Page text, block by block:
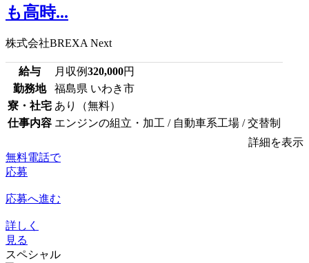
も高時...
株式会社BREXA Next
給与 月収例320,000円
勤務地
福島県 いわき市
寮・社宅 あり（無料）
仕事内容 エンジンの組立・加工 / 自動車系工場 / 交替制
詳細を表示
無料電話で
応募
応募へ進む
詳しく
見る
スペシャル